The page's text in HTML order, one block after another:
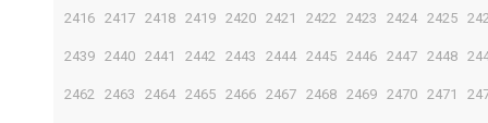
2416 2417 2418 2419 2420 2421 2422 2423 2424 2425
2439 2440 2441 2442 2443 2444 2445 2446 2447 2448
2462 2463 2464 2465 2466 2467 2468 2469 2470 2471